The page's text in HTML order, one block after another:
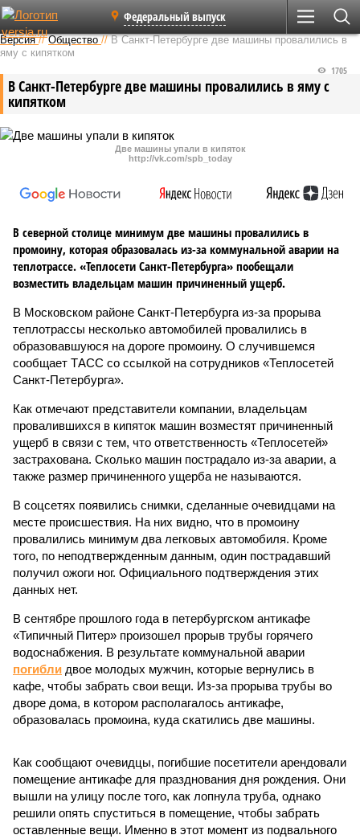
Федеральный выпуск
Версия //Общество //В Санкт-Петербурге две машины провалились в
яму с кипятком
В Санкт-Петербурге две машины провалились в яму с
кипятком
1705
Две машины упали в кипяток
http://vk.com/spb_today
В северной столице минимум две машины провалились в
промоину, которая образовалась из-за коммунальной аварии на
теплотрассе. «Теплосети Санкт-Петербурга» пообещали
возместить владельцам машин причиненный ущерб.
В Московском районе Санкт-Петербурга из-за прорыва
теплотрассы несколько автомобилей провалились в
образовавшуюся на дороге промоину. О случившемся
сообщает ТАСС со ссылкой на сотрудников «Теплосетей
Санкт-Петербурга».
Как отмечают представители компании, владельцам
провалившихся в кипяток машин возместят причиненный
ущерб в связи с тем, что ответственность «Теплосетей»
застрахована. Сколько машин пострадало из-за аварии, а
также размер причиненного ущерба не называются.
В соцсетях появились снимки, сделанные очевидцами на
месте происшествия. На них видно, что в промоину
провалились минимум два легковых автомобиля. Кроме
того, по неподтвержденным данным, один пострадавший
получил ожоги ног. Официального подтверждения этих
данных нет.
В сентябре прошлого года в петербургском антикафе
«Типичный Питер» произошел прорыв трубы горячего
водоснабжения. В результате коммунальной аварии
погибли двое молодых мужчин, которые вернулись в
кафе, чтобы забрать свои вещи. Из-за прорыва трубы во
дворе дома, в котором располагалось антикафе,
образовалась промоина, куда скатились две машины.
Как сообщают очевидцы, погибшие посетители арендовали
помещение антикафе для празднования дня рождения. Они
вышли на улицу после того, как лопнула труба, однако
решили опять спуститься в помещение, чтобы забрать
оставленные вещи. Именно в этот момент из подвального